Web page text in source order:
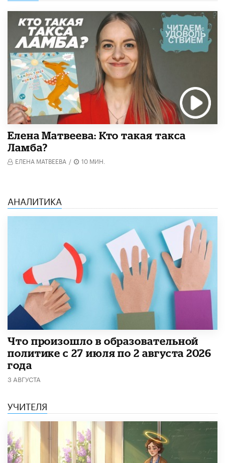
Елена Матвеева: Кто такая такса
Ламба?
ЕЛЕНА МАТВЕЕВА / 10 МИН.
АНАЛИТИКА
​Что произошло в образовательной
политике с 27 июля по 2 августа 2026
года
3 АВГУСТА
УЧИТЕЛЯ